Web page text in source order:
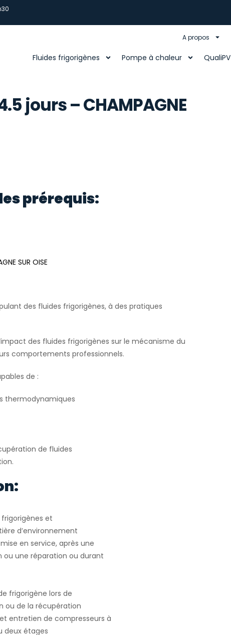
A propos
Fluides frigorigènes Pompe à chaleur QualiPV
jours – CHAMPAGNE
prérequis:
SUR OISE
des fluides frigorigènes, à des pratiques
des fluides frigorigènes sur le mécanisme du
comportements professionnels.
de :
thermodynamiques
de fluides
et
d’environnement
en service, après une
ou une réparation ou durant
frigorigène lors de
ou de la récupération
entretien de compresseurs à
deux étages